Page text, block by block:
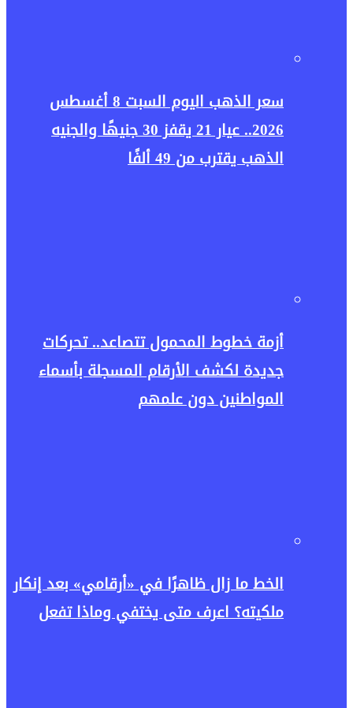
سعر الذهب اليوم السبت 8 أغسطس
2026.. عيار 21 يقفز 30 جنيهًا والجنيه
الذهب يقترب من 49 ألفًا
أزمة خطوط المحمول تتصاعد.. تحركات
جديدة لكشف الأرقام المسجلة بأسماء
المواطنين دون علمهم
الخط ما زال ظاهرًا في «أرقامي» بعد إنكار
ملكيته؟ اعرف متى يختفي وماذا تفعل